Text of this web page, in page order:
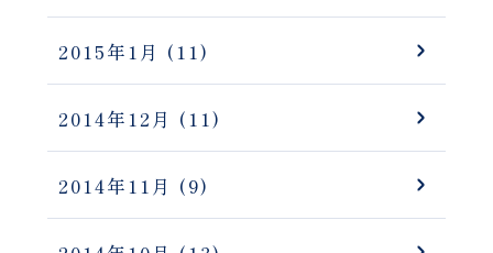
2015年1月 (11)
2014年12月 (11)
2014年11月 (9)